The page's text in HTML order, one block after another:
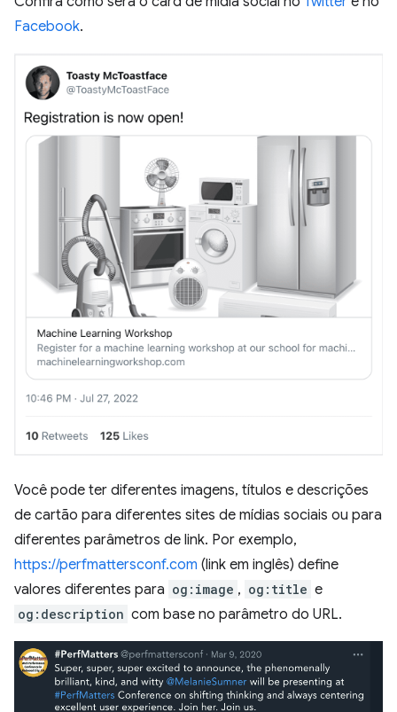
Facebook.
Você pode ter diferentes imagens, títulos e descrições
de cartão para diferentes sites de mídias sociais ou para
diferentes parâmetros de link. Por exemplo,
https://perfmattersconf.com (link em inglês) define
valores diferentes para og:image , og:title e
og:description com base no parâmetro do URL.